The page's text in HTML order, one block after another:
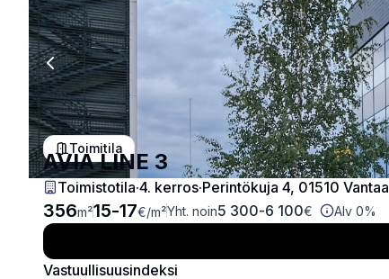
Previous slide
Toimitila
AVIA LINE 3
Toimistotila·4. kerros·Perintökuja 4, 01510 Vantaa
356m²15-17€/m²Yht. noin5 300-6 100€
Alv 0%
Vastuullisuusindeksi